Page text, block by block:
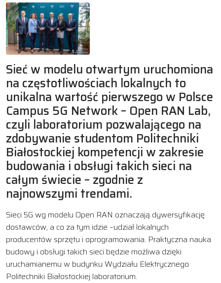
Sieć w modelu otwartym uruchomiona
na częstotliwościach lokalnych to
unikalna wartość pierwszego w Polsce
Campus 5G Network – Open RAN Lab,
czyli laboratorium pozwalającego na
zdobywanie studentom Politechniki
Białostockiej kompetencji w zakresie
budowania i obsługi takich sieci na
całym świecie – zgodnie z
najnowszymi trendami.
Sieci 5G wg modelu Open RAN oznaczają dywersyfikację
dostawców, a co za tym idzie –udział lokalnych
producentów sprzętu i oprogramowania. Praktyczna nauka
budowy i obsługi takich sieci będzie możliwa dzięki
uruchamianemu w budynku Wydziału Elektrycznego
Politechniki Białostockiej laboratorium.